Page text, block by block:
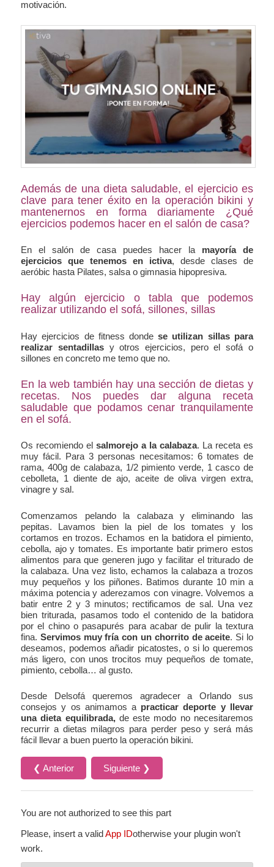
motivación.
Además de una dieta saludable, el ejercicio es
clave para tener éxito en la operación bikini y
mantenernos en forma diariamente ¿Qué
ejercicios podemos hacer en el salón de casa?
En el salón de casa puedes hacer la mayoría de
ejercicios que tenemos en ictiva, desde clases de
aeróbic hasta Pilates, salsa o gimnasia hipopresiva.
Hay algún ejercicio o tabla que podemos
realizar utilizando el sofá, sillones, sillas
Hay ejercicios de fitness dondese utilizan sillas para
realizar sentadillasy otros ejercicios, pero el sofá o
sillones en concreto me temo que no.
En la web también hay una sección de dietas y
recetas. Nos puedes dar alguna receta
saludable que podamos cenar tranquilamente
en el sofá.
Os recomiendo elsalmorejo a la calabaza. La receta es
muy fácil. Para 3 personas necesitamos: 6 tomates de
rama, 400g de calabaza, 1/2 pimiento verde, 1 casco de
cebolleta, 1 diente de ajo, aceite de oliva virgen extra,
vinagre y sal.
Comenzamos pelando la calabaza y eliminando las
pepitas. Lavamos bien la piel de los tomates y los
cortamos en trozos. Echamos en la batidora el pimiento,
cebolla, ajo y tomates. Es importante batir primero estos
alimentos para que generen jugo y facilitar el triturado de
la calabaza. Una vez listo, echamos la calabaza a trozos
muy pequeños y los piñones. Batimos durante 10 min a
máxima potencia y aderezamos con vinagre. Volvemos a
batir entre 2 y 3 minutos; rectificamos de sal. Una vez
bien triturada, pasamos todo el contenido de la batidora
por el chino o pasapurés para acabar de pulir la textura
fina. Servimos muy fría con un chorrito de aceite. Si lo
deseamos, podemos añadir picatostes, o si lo queremos
más ligero, con unos trocitos muy pequeños de tomate,
pimiento, cebolla… al gusto.
Desde Delsofá queremos agradecer a Orlando sus
consejos y os animamos a practicar deporte y llevar
una dieta equilibrada,de este modo no necesitaremos
recurrir a dietas milagros para perder peso y será más
fácil llevar a buen puerto la operación bikini.
❮ Anterior Siguiente ❯
You are not authorized to see this part
Please, insert a validApp IDotherwise your plugin won't
work.